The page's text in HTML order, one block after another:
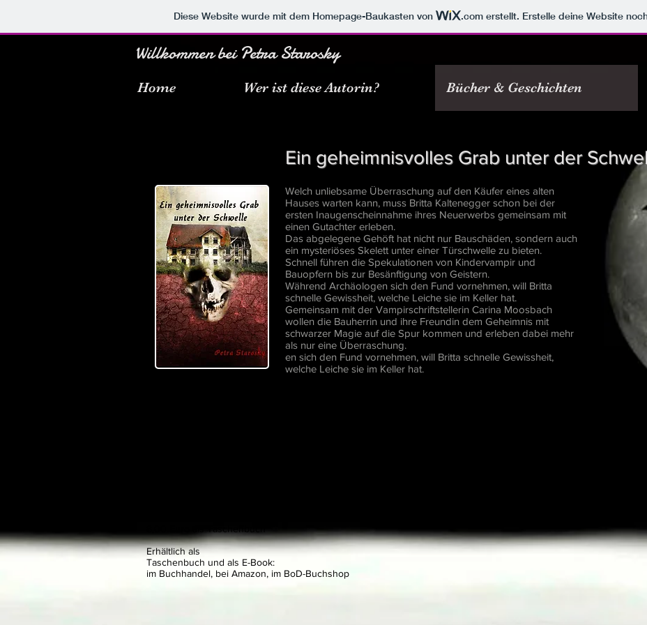
Diese Website wurde mit dem Homepage-Baukasten von .com erstellt. Erstelle deine Website
Willkommen bei Petra Starosky
Home Wer ist diese Autorin? Bücher & Geschichten
Ein geheimnisvolles Grab unter der
Welch unliebsame Überraschung auf den Käufer eines alten
Hauses warten kann, muss Britta Kaltenegger schon bei der
ersten Inaugenscheinnahme ihres Neuerwerbs gemeinsam mit
einen Gutachter erleben.
Das abgelegene Gehöft hat nicht nur Bauschäden, sondern auch
ein mysteriöses Skelett unter einer Türschwelle zu bieten.
Schnell führen die Spekulationen von Kindervampir und
Bauopfern bis zur Besänftigung von Geistern.
Während Archäologen sich den Fund vornehmen, will Britta
schnelle Gewissheit, welche Leiche sie im Keller hat.
Gemeinsam mit der Vampirschriftstellerin Carina Moosbach
wollen die Bauherrin und ihre Freundin dem Geheimnis mit
schwarzer Magie auf die Spur kommen und erleben dabei mehr
als nur eine Überraschung.
en sich den Fund vornehmen, will Britta schnelle Gewissheit,
welche Leiche sie im Keller hat.
Erhältlich als
Taschenbuch und als E-Book:
im Buchhandel, bei Amazon, im BoD-Buchshop